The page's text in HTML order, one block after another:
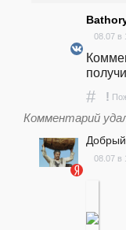
08.07 в
# !
Комментарий
08.07 в